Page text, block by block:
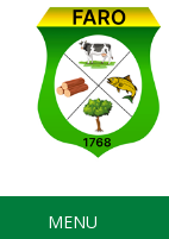
MENU